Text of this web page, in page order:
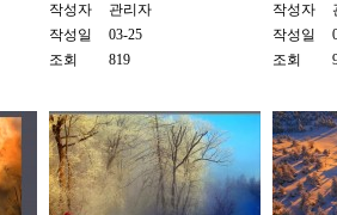
작성자
관리자
작성일
03-25
조회
819
작성자
작성일
조회